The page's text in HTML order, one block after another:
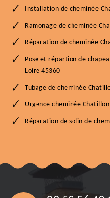
Installation de cheminée
Ramonage de cheminée
Réparation de cheminée
Pose et répartion de
Loire 45360
Tubage de cheminée
Urgence cheminée
Réparation de solin de